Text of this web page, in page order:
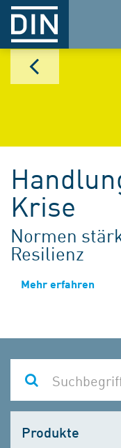
Krise
Normen
Resilienz
Mehr erfahren
wählen